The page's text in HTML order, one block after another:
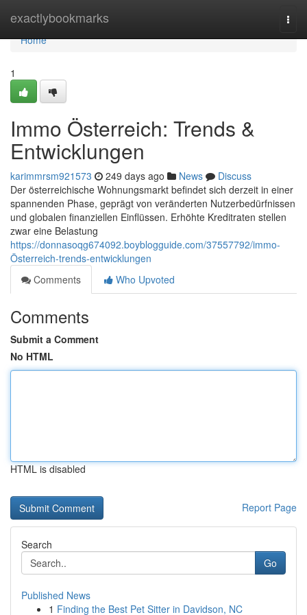
exactlybookmarks
Home
Home
1
Immo Österreich: Trends &
Entwicklungen
karimmrsm921573 249 days ago News
Discuss
Der österreichische Wohnungsmarkt befindet sich derzeit in einer
spannenden Phase, geprägt von veränderten Nutzerbedürfnissen
und globalen finanziellen Einflüssen. Erhöhte Kreditraten stellen
zwar eine Belastung
https://donnasoqg674092.boyblogguide.com/37557792/immo-
Österreich-trends-entwicklungen
Comments
Who Upvoted
Comments
Submit a Comment
No HTML
HTML is disabled
Report Page
Search
Go
Published News
1 Finding the Best Pet Sitter in Davidson, NC